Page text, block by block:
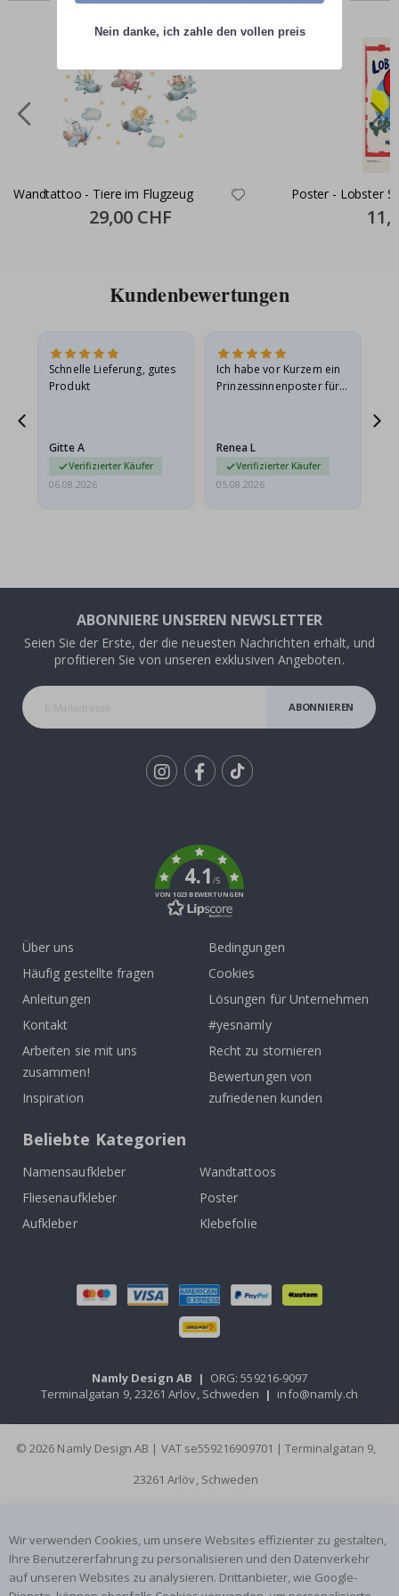
Wandtattoo - Tiere im Flugzeug
Special
Price
29,00 CHF
Poster - Lobster
Price
Kundenbewertungen
Schnelle Lieferung, gutes
Produkt
Gitte A
Verifizierter Käufer
06.08.2026
Ich habe vor Kurzem ein
Prinzessinnenposter für
beschädigt…
Renea L
Verifizierter Käufer
05.08.2026
ABONNIERE UNSEREN NEWSLETTER
Seien Sie der Erste, der die neuesten Nachrichten erhält, und
profitieren Sie von unseren exklusiven Angeboten.
ABONNIEREN
4.1/5
VON 1023 BEWERTUNGEN
Über uns
Häufig gestellte fragen
Anleitungen
Kontakt
Arbeiten sie mit uns
zusammen!
Inspiration
Bedingungen
Cookies
Lösungen für Unternehmen
#yesnamly
Recht zu stornieren
Bewertungen von
zufriedenen kunden
Beliebte Kategorien
Namensaufkleber
Wandtattoos
Fliesenaufkleber
Poster
Aufkleber
Klebefolie
Namly Design AB | ORG: 559216-9097
Terminalgatan 9, 23261 Arlöv, Schweden | info@namly.ch
© 2026 Namly Design AB | VAT se559216909701 | Terminalgatan 9,
23261 Arlöv, Schweden
Wir verwenden Cookies, um unsere Websites effizienter zu gestalten,
Ihre Benutzererfahrung zu personalisieren und den Datenverkehr
auf unseren Websites zu analysieren. Drittanbieter, wie Google-
Nein danke, ich zahle den vollen preis